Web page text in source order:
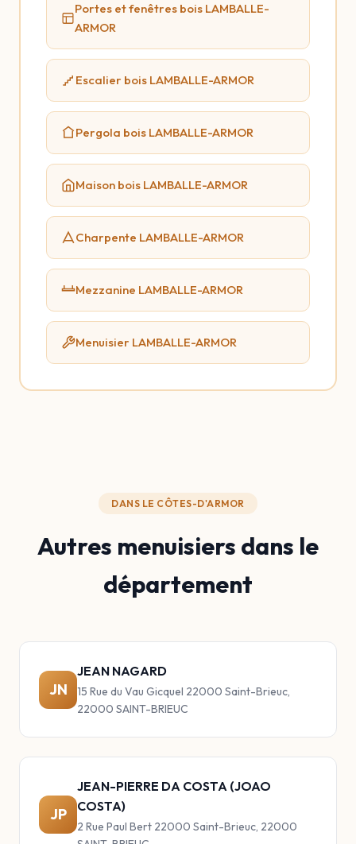
Portes et fenêtres bois LAMBALLE-
ARMOR
Escalier bois LAMBALLE-ARMOR
Pergola bois LAMBALLE-ARMOR
Maison bois LAMBALLE-ARMOR
Charpente LAMBALLE-ARMOR
Mezzanine LAMBALLE-ARMOR
Menuisier LAMBALLE-ARMOR
DANS LE CÔTES-D'ARMOR
Autres menuisiers dans le
département
JN
JEAN NAGARD
15 Rue du Vau Gicquel 22000 Saint-Brieuc,
22000 SAINT-BRIEUC
JP
JEAN-PIERRE DA COSTA (JOAO
COSTA)
2 Rue Paul Bert 22000 Saint-Brieuc, 22000